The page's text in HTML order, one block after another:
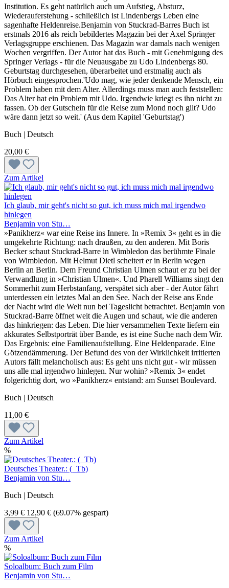
Institution. Es geht natürlich auch um Aufstieg, Absturz,
Wiederauferstehung - schließlich ist Lindenbergs Leben eine
sagenhafte Heldenreise.Benjamin von Stuckrad-Barres Buch ist
erstmals 2016 als reich bebildertes Magazin bei der Axel Springer
Verlagsgruppe erschienen. Das Magazin war damals nach wenigen
Wochen vergriffen. Der Autor hat das Buch - mit Genehmigung des
Springer Verlags - für die Neuausgabe zu Udo Lindenbergs 80.
Geburtstag durchgesehen, überarbeitet und erstmalig auch als
Hörbuch eingesprochen.'Udo mag, wie jeder denkende Mensch, ein
Problem haben mit dem Alter. Allerdings muss man auch feststellen:
Das Alter hat ein Problem mit Udo. Irgendwie kriegt es ihn nicht zu
fassen. Ob der Gutschein für die Reise zum Mond noch gilt? Udo
wäre dann jetzt so weit.' (Aus dem Kapitel 'Geburtstag')
Buch | Deutsch
20,00 €
Zum Artikel
Ich glaub, mir geht's nicht so gut, ich muss mich mal irgendwo
hinlegen
Benjamin von Stu…
»Panikherz« war eine Reise ins Innere. In »Remix 3« geht es in die
umgekehrte Richtung: nach draußen, zu den anderen. Mit Boris
Becker schaut Stuckrad-Barre in Wimbledon das berühmte Finale
von Wimbledon. Mit Helmut Dietl scheitert er in Berlin wegen
Berlin an Berlin. Dem Freund Christian Ulmen schaut er zu bei der
Verwandlung in »Christian Ulmen«. Und Pharell Williams singt den
Sommerhit zum Herbstanfang, verspätet sich aber - der Autor fährt
unterdessen ein letztes Mal an den See. Nach der Reise ans Ende
der Nacht wird die Welt nun bei Tageslicht betrachtet. Benjamin von
Stuckrad-Barre öffnet weit die Augen und schaut, wie die anderen
das hinkriegen: das Leben. Die hier versammelten Texte liefern ein
akkurates Selbstporträt über Bande, es ist eine Suche nach dem Wir.
Das Ergebnis: eine Familienaufstellung. Eine Heldenparade. Eine
Götzendämmerung. Der Befund des von der Wirklichkeit irritierten
Autors fällt melancholisch aus: Es geht uns nicht gut - wir müssen
uns alle mal irgendwo hinlegen. Nur wohin? »Remix 3« endet
folgerichtig dort, wo »Panikherz« entstand: am Sunset Boulevard.
Buch | Deutsch
11,00 €
Zum Artikel
%
Deutsches Theater.: (_Tb)
Benjamin von Stu…
Buch | Deutsch
3,99 € 12,90 € (69.07% gespart)
Zum Artikel
%
Soloalbum: Buch zum Film
Benjamin von Stu…